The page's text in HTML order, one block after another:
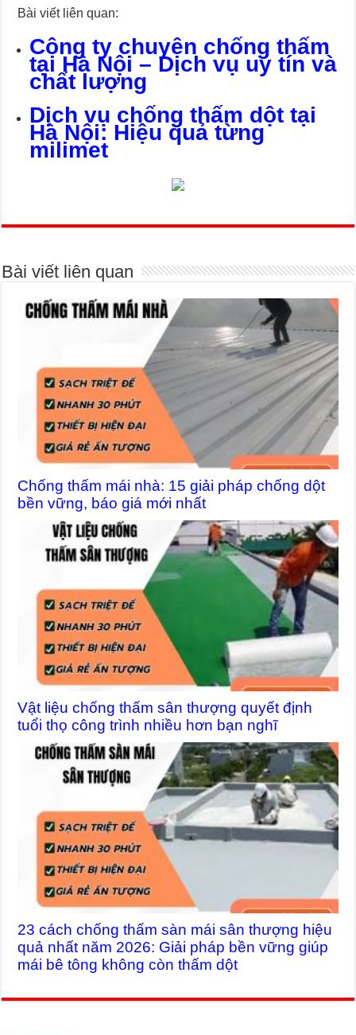
Bài viết liên quan:
Công ty chuyên chống thấm
tại Hà Nội – Dịch vụ uy tín và
chất lượng
Dịch vụ chống thấm dột tại
Hà Nội: Hiệu quả từng
milimet
Bài viết liên quan
Chống thấm mái nhà: 15 giải pháp chống dột
bền vững, báo giá mới nhất
Vật liệu chống thấm sân thượng quyết định
tuổi thọ công trình nhiều hơn bạn nghĩ
23 cách chống thấm sàn mái sân thượng hiệu
quả nhất năm 2026: Giải pháp bền vững giúp
mái bê tông không còn thấm dột